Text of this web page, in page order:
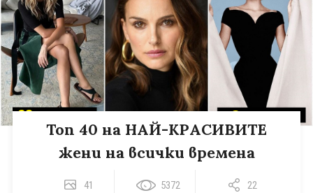
Топ 40 на НАЙ-КРАСИВИТЕ
жени на всички времена
41 5372 22